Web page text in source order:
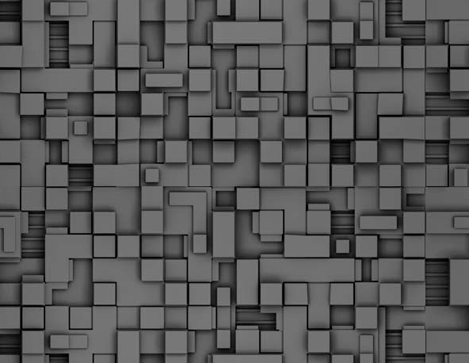
Με την απόφαση αυτή, το ΣτΕ απορρίπτει οριστικά τις
αξιώσεις των δημοσίων υπαλλήλων για επαναφορά των
δώρων, επικυρώνοντας την τρέχουσα κατάσταση παρά τις
αντιδράσεις της ΑΔΕΔΥ
Το ΣτΕ απέρριψε οριστικά την προσφυγή της ΑΔΕΔΥ και ενός
εκπαιδευτικού για την επαναφορά των δώρων Χριστουγέννων,
Πάσχα και θερινής άδειας (13ος και 14ος μισθός) στους
εργαζόμενους του δημόσιου τομέα, κλείνοντας μια μακρά
διαμάχη δεκαετιών που αφορούσε τις μνημονιακές περικοπές.
Γνωστοποίηση έκδοσης οριστικών αποτελεσμάτων –
Παροχή οδηγιών.
► Δείτε/κατεβάστε την πολυαναμενόμενη εγκύκλιο του Υπ.
FEB
1
Με διαρροή 2 μέρες πριν την στάση εργασίας
ενημερώνει το ΣτΕ για την απόρριψη της επαναφοράς